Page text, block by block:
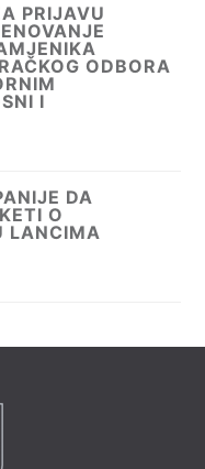
PRIJAVU
ODBORA
I
DA
O
LANCIMA